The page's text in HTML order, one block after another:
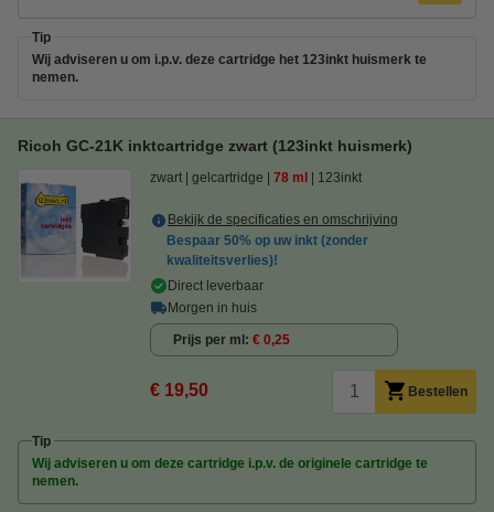
Tip
Wij adviseren u om i.p.v. deze cartridge het 123inkt huismerk te
nemen.
Ricoh GC-21K inktcartridge zwart (123inkt huismerk)
zwart gelcartridge 78 ml 123inkt
Bekijk de specificaties en omschrijving
Bespaar 50% op uw inkt (zonder
kwaliteitsverlies)!
Direct leverbaar
Morgen in huis
Prijs per ml € 0,25
€ 19,50 Bestellen
Tip
Wij adviseren u om deze cartridge i.p.v. de originele cartridge te
nemen.